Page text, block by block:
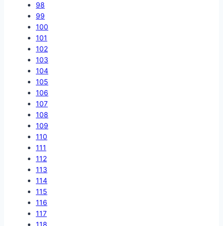
98
99
100
101
102
103
104
105
106
107
108
109
110
111
112
113
114
115
116
117
118